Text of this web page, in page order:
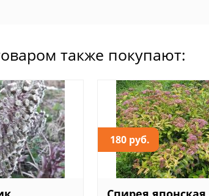
также покупают:
180 руб.